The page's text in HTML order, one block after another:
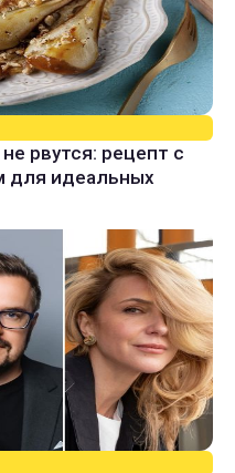
рвутся: рецепт с
для идеальных